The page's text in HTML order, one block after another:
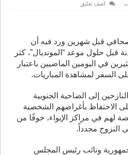
اضف تعليق
صحافي قبل شهرين ورد فيه أن
قبل حلول موعد “المونديال”، كثر
في اليومين الماضيين باعتبار
السفر لمشاهدة المباريات.
إلى الضاحية الجنوبية
الاحتفاظ بأغراضهم الشخصية
لهم في مراكز الإيواء، خوفًا من
النزوح مجدداً.
ونائب رئيس المجلس